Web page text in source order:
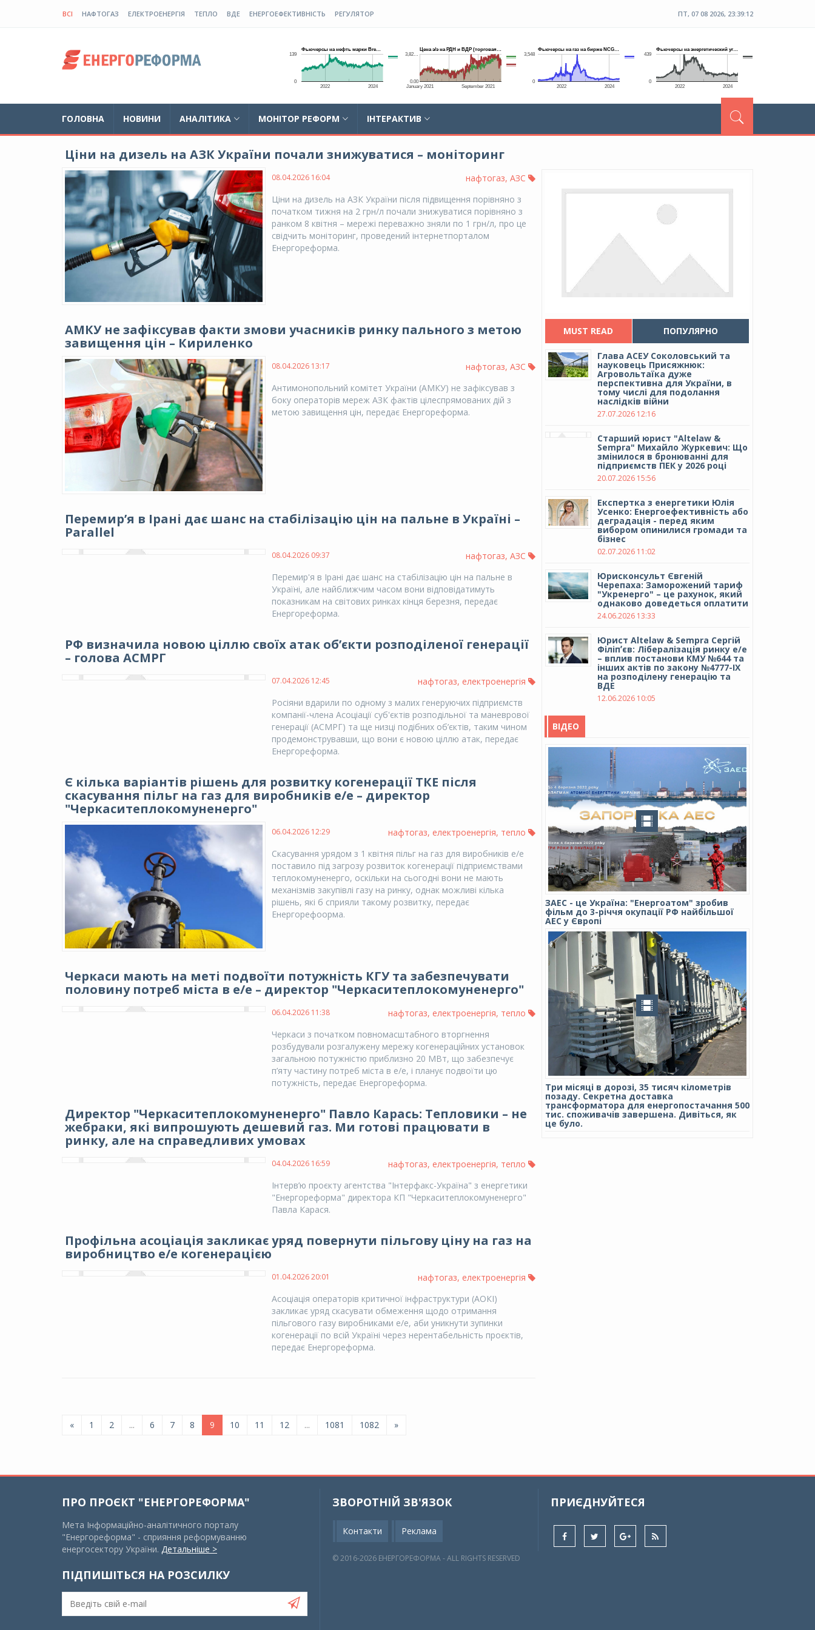
ВСІ НАФТОГАЗ ЕЛЕКТРОЕНЕРГІЯ ТЕПЛО ВДЕ ЕНЕРГОЕФЕКТИВНІСТЬ РЕГУЛЯТОР ПТ, 07 08 2026, 23:39:13
ГОЛОВНА НОВИНИ АНАЛІТИКА МОНІТОР РЕФОРМ ІНТЕРАКТИВ
Ціни на дизель на АЗК України почали знижуватися – моніторинг
08.04.2026 16:04 нафтогаз, АЗС
Ціни на дизель на АЗК України після підвищення порівняно з
початком тижня на 2 грн/л почали знижуватися порівняно з
ранком 8 квітня – мережі переважно зняли по 1 грн/л, про це
свідчить моніторинг, проведений інтернетпорталом
Енергореформа.
АМКУ не зафіксував факти змови учасників ринку пального з метою
завищення цін – Кириленко
08.04.2026 13:17 нафтогаз, АЗС
Антимонопольний комітет України (АМКУ) не зафіксував з
боку операторів мереж АЗК фактів цілеспрямованих дій з
метою завищення цін, передає Енергореформа.
Перемир’я в Ірані дає шанс на стабілізацію цін на пальне в Україні –
Parallel
08.04.2026 09:37 нафтогаз, АЗС
Перемир'я в Ірані дає шанс на стабілізацію цін на пальне в
Україні, але найближчим часом вони відповідатимуть
показникам на світових ринках кінця березня, передає
Енергореформа.
РФ визначила новою ціллю своїх атак об’єкти розподіленої генерації
– голова АСМРГ
07.04.2026 12:45 нафтогаз, електроенергія
Росіяни вдарили по одному з малих генеруючих підприємств
компанії-члена Асоціації суб'єктів розподільної та маневрової
генерації (АСМРГ) та ще низці подібних об’єктів, таким чином
продемонструвавши, що вони є новою ціллю атак, передає
Енергореформа.
Є кілька варіантів рішень для розвитку когенерації ТКЕ після
скасування пільг на газ для виробників е/е – директор
"Черкаситеплокомуненерго"
06.04.2026 12:29 нафтогаз, електроенергія, тепло
Скасування урядом з 1 квітня пільг на газ для виробників е/е
поставило під загрозу розвиток когенерації підприємствами
теплокомуненерго, оскільки на сьогодні вони не мають
механізмів закупівлі газу на ринку, однак можливі кілька
рішень, які б сприяли такому розвитку, передає
Енергорефоорма.
Черкаси мають на меті подвоїти потужність КГУ та забезпечувати
половину потреб міста в е/е – директор "Черкаситеплокомуненерго"
06.04.2026 11:38 нафтогаз, електроенергія, тепло
Черкаси з початком повномасштабного вторгнення
розбудували розгалужену мережу когенераційних установок
загальною потужністю приблизно 20 МВт, що забезпечує
п’яту частину потреб міста в е/е, і планує подвоїти цю
потужність, передає Енергореформа.
Директор "Черкаситеплокомуненерго" Павло Карась: Тепловики – не
жебраки, які випрошують дешевий газ. Ми готові працювати в
ринку, але на справедливих умовах
04.04.2026 16:59 нафтогаз, електроенергія, тепло
Інтерв’ю проєкту агентства "Інтерфакс-Україна" з енергетики
"Енергореформа" директора КП "Черкаситеплокомуненерго"
Павла Карася.
Профільна асоціація закликає уряд повернути пільгову ціну на газ на
виробництво е/е когенерацією
01.04.2026 20:01 нафтогаз, електроенергія
Асоціація операторів критичної інфраструктури (АОКІ)
закликає уряд скасувати обмеження щодо отримання
пільгового газу виробниками е/е, аби уникнути зупинки
когенерації по всій Україні через нерентабельність проєктів,
передає Енергореформа.
« 1 2 ... 6 7 8 9 10 11 12 ... 1081 1082 »
MUST READ ПОПУЛЯРНО
Глава АСЕУ Соколовський та
науковець Присяжнюк:
Агровольтаїка дуже
перспективна для України, в
тому числі для подолання
наслідків війни
27.07.2026 12:16
Cтарший юрист "Altelaw &
Sempra" Михайло Журкевич: Що
змінилося в бронюванні для
підприємств ПЕК у 2026 році
20.07.2026 15:56
Експертка з енергетики Юлія
Усенко: Енергоефективність або
деградація - перед яким
вибором опинилися громади та
бізнес
02.07.2026 11:02
Юрисконсульт Євгеній
Черепаха: Заморожений тариф
"Укренерго" – це рахунок, який
однаково доведеться оплатити
24.06.2026 13:33
Юрист Altelaw & Sempra Сергій
Філіпʼєв: Лібералізація ринку е/е
– вплив постанови КМУ №644 та
інших актів по закону №4777-IX
на розподілену генерацію та
ВДЕ
12.06.2026 10:05
ВІДЕО
ЗАЕС - це Україна: "Енергоатом" зробив
фільм до 3-річчя окупації РФ найбільшої
АЕС у Європі
Три місяці в дорозі, 35 тисяч кілометрів
позаду. Секретна доставка
трансформатора для енергопостачання 500
тис. споживачів завершена. Дивіться, як
це було.
ПРО ПРОЄКТ "ЕНЕРГОРЕФОРМА"
Мета Інформаційно-аналітичного порталу
"Енергореформа" - сприяння реформуванню
енергосектору України. Детальніше >
ПІДПИШІТЬСЯ НА РОЗСИЛКУ
ЗВОРОТНІЙ ЗВ'ЯЗОК
Контакти Реклама
ПРИЄДНУЙТЕСЯ
© 2016-2026 EНЕРГОРЕФОРМА - ALL RIGHTS RESERVED